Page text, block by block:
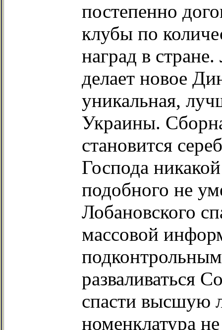
постепенно
клубы по
наград в
делает новое
уникальная,
Украины.
становится
Господа
подобного не
Лобановского
массовой
разваливаться
спасти высшую
номенклатура